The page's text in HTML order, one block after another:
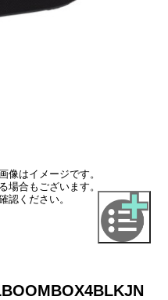
像はイメージです。
場合もございます。
認ください。